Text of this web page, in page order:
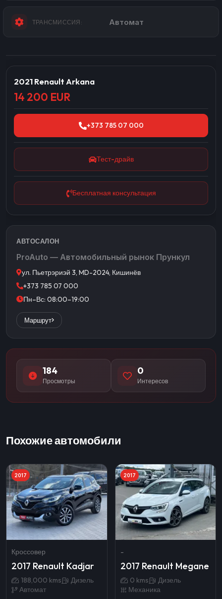
ТРАНСМИССИЯ: Автомат
2021 Renault Arkana
14 200 EUR
+373 785 07 000
Тест-драйв
Бесплатная консультация
АВТОСАЛОН
ProAuto — Автомобильный рынок Прункул
ул. Пьетрэриэй 3, MD-2024, Кишинёв
+373 785 07 000
Пн–Вс: 08:00–19:00
Маршрут
184
Просмотры
0
Интересов
Похожие автомобили
2017
Кроссовер
2017 Renault Kadjar
188,000 kms
Дизель
Автомат
2017
-
2017 Renault Megane
0 kms
Дизель
Механика